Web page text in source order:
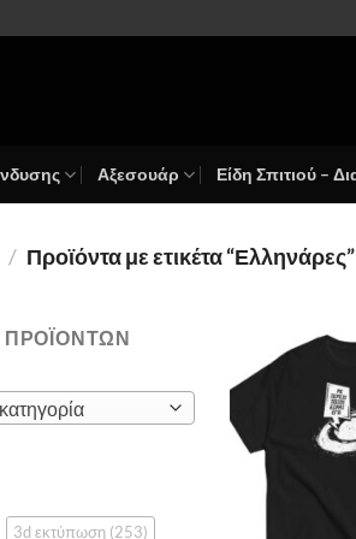
Αξεσουάρ Είδη Σπιτιού –
/ Προϊόντα με ετικέτα “Ελληνάρες”
ΠΡΟΪΟΝΤΩΝ
3d εκτύπωση (253)